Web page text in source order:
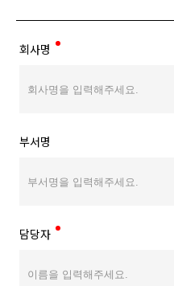
회사명
부서명
담당자